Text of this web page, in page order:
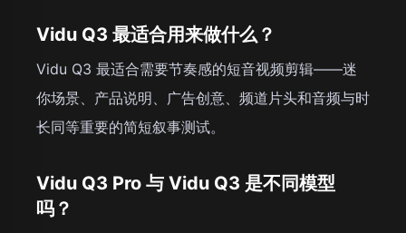
Vidu Q3 最适合用来做什么？
Vidu Q3 最适合需要节奏感的短音视频剪辑——迷
你场景、产品说明、广告创意、频道片头和音频与时
长同等重要的简短叙事测试。
Vidu Q3 Pro 与 Vidu Q3 是不同模型
吗？